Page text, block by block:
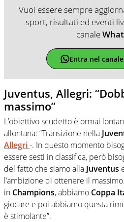
Vuoi essere sempre
sport, risultati ed eventi
canale
Entra nel
Juventus, Allegri:
massimo”
L’obiettivo scudetto è ormai
allontana: “Transizione nella
Allegri-. In questo momento
essere sesti in classifica, però
del fatto che siamo alla Juventus
l’ambizione di ottenere il
in Champions, abbiamo Coppa
giocare e poi abbiamo questa
è stimolante”.